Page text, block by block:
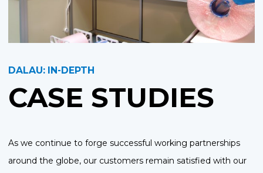
DALAU: IN-DEPTH
CASE STUDIES
As we continue to forge successful working partnerships
around the globe, our customers remain satisfied with our